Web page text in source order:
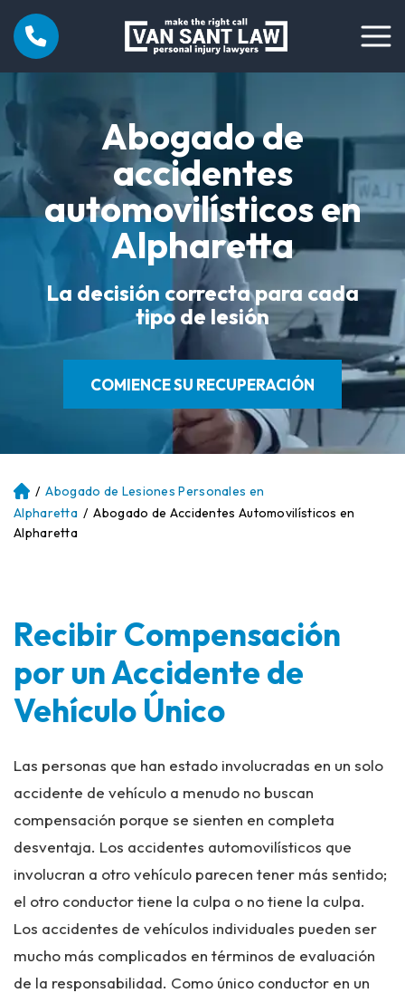
Abogado de
accidentes
automovilísticos en
Alpharetta
La decisión correcta para cada
tipo de lesión
COMIENCE SU RECUPERACIÓN
Ini
ci
o
/ Abogado de Lesiones Personales en
Alpharetta / Abogado de Accidentes Automovilísticos en
Alpharetta
Recibir Compensación
por un Accidente de
Vehículo Único
Las personas que han estado involucradas en un solo
accidente de vehículo a menudo no buscan
compensación porque se sienten en completa
desventaja. Los accidentes automovilísticos que
involucran a otro vehículo parecen tener más sentido;
el otro conductor tiene la culpa o no tiene la culpa.
Los accidentes de vehículos individuales pueden ser
mucho más complicados en términos de evaluación
de la responsabilidad. Como único conductor en un